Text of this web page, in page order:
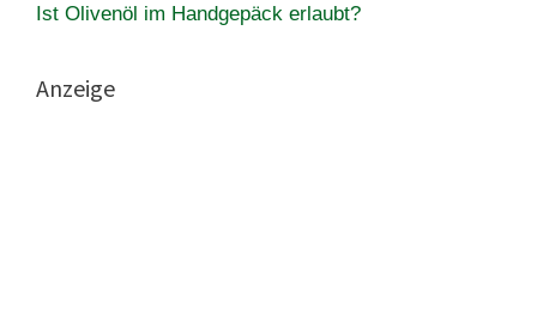
Ist Olivenöl im Handgepäck erlaubt?
Anzeige